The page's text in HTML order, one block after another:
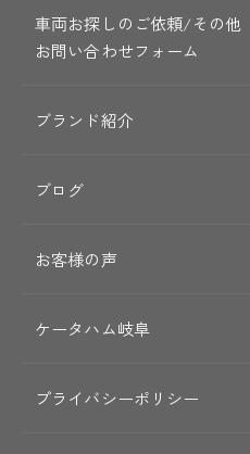
車両お探しのご依頼/その他
お問い合わせフォーム
ブランド紹介
ブログ
お客様の声
ケータハム岐阜
プライバシーポリシー